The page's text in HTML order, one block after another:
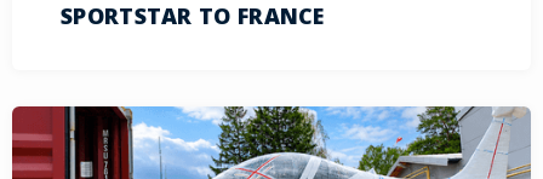
SPORTSTAR TO FRANCE